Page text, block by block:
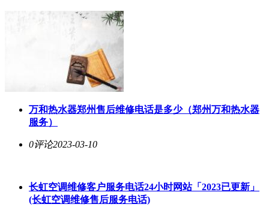
万和热水器郑州售后维修电话是多少（郑州万和热水器
服务）
0评论2023-03-10
长虹空调维修客户服务电话24小时网站「2023已更新」
(长虹空调维修售后服务电话)